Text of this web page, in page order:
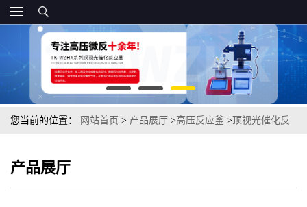
您当前的位置： 网站首页 > 产品展厅 >高压反应釜 >顶视光催化反
产品展厅